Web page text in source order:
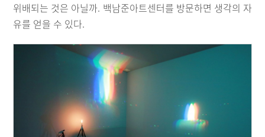
위배되는 것은 아닐까. 백남준아트센터를 방문하면 생각의 자
유를 얻을 수 있다.